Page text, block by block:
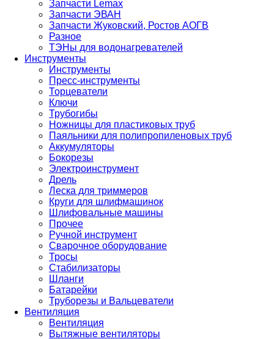
Запчасти Lemax
Запчасти ЭВАН
Запчасти Жуковский, Ростов АОГВ
Разное
ТЭНы для водонагревателей
Инструменты
Инструменты
Пресс-инструменты
Торцеватели
Ключи
Трубогибы
Ножницы для пластиковых труб
Паяльники для полипропиленовых труб
Аккумуляторы
Бокорезы
Электроинструмент
Дрель
Леска для триммеров
Круги для шлифмашинок
Шлифовальные машины
Прочее
Ручной инструмент
Сварочное оборудование
Тросы
Стабилизаторы
Шланги
Батарейки
Труборезы и Вальцеватели
Вентиляция
Вентиляция
Вытяжные вентиляторы